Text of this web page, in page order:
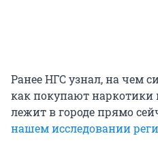
Ранее НГС узнал, на чем
как покупают наркотики
лежит в городе прямо
нашем исследовании